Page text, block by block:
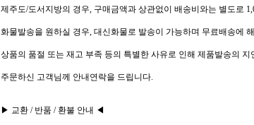
제주도/도서지방의 경우, 구매금액과 상관없이 배송비와는 별도로
화물발송을 원하실 경우, 대신화물로 발송이 가능하며 무료배송에
상품의 품절 또는 재고 부족 등의 특별한 사유로 인해 제품발송의 지
주문하신 고객님께 안내연락을 드립니다.
▶ 교환 / 반품 / 환불 안내 ◀